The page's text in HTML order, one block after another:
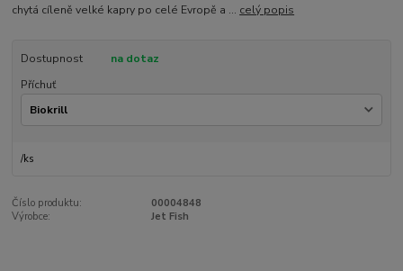
chytá cíleně velké kapry po celé Evropě a ... celý popis
Dostupnost
na dotaz
Příchuť
/ks
Číslo produktu:
00004848
Výrobce:
Jet Fish